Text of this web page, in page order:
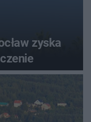
zyska